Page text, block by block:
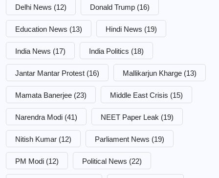
Delhi News (12) Donald Trump (16)
Education News (13) Hindi News (19)
India News (17) India Politics (18)
Jantar Mantar Protest (16) Mallikarjun Kharge (13)
Mamata Banerjee (23) Middle East Crisis (15)
Narendra Modi (41) NEET Paper Leak (19)
Nitish Kumar (12) Parliament News (19)
PM Modi (12) Political News (22)